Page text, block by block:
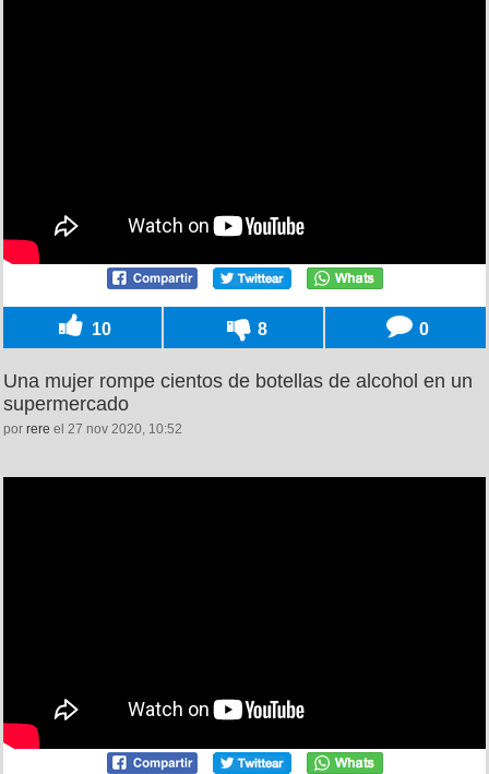
10 8 0
Una mujer rompe cientos de botellas de alcohol en un
supermercado
por rere el 27 nov 2020, 10:52